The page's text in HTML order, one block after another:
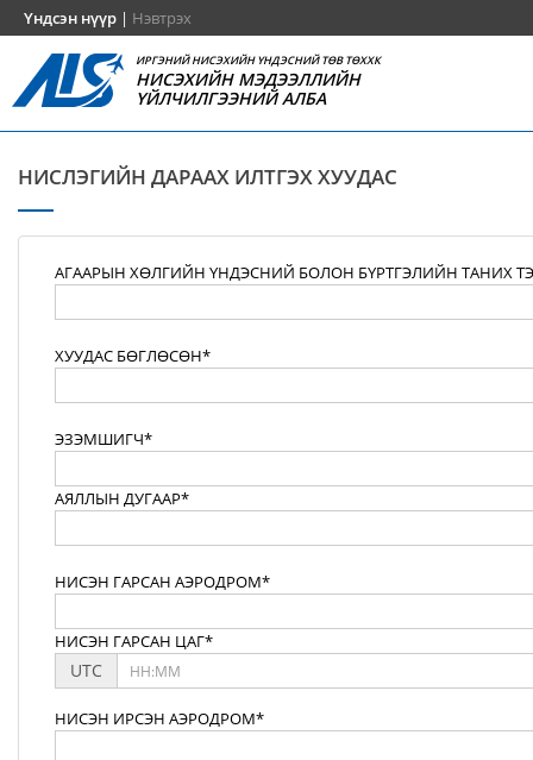
Үндсэн нүүр | Нэвтрэх
ИРГЭНИЙ НИСЭХИЙН ҮНДЭСНИЙ ТӨВ ТӨХХК
НИСЭХИЙН МЭДЭЭЛЛИЙН
ҮЙЛЧИЛГЭЭНИЙ АЛБА
НИСЛЭГИЙН ДАРААХ ИЛТГЭХ ХУУДАС
АГААРЫН ХӨЛГИЙН ҮНДЭСНИЙ БОЛОН БҮРТГЭЛИЙН ТАНИХ
ХУУДАС БӨГЛӨСӨН*
ЭЗЭМШИГЧ*
АЯЛЛЫН ДУГААР*
НИСЭН ГАРСАН АЭРОДРОМ*
НИСЭН ГАРСАН ЦАГ*
UTC
НИСЭН ИРСЭН АЭРОДРОМ*